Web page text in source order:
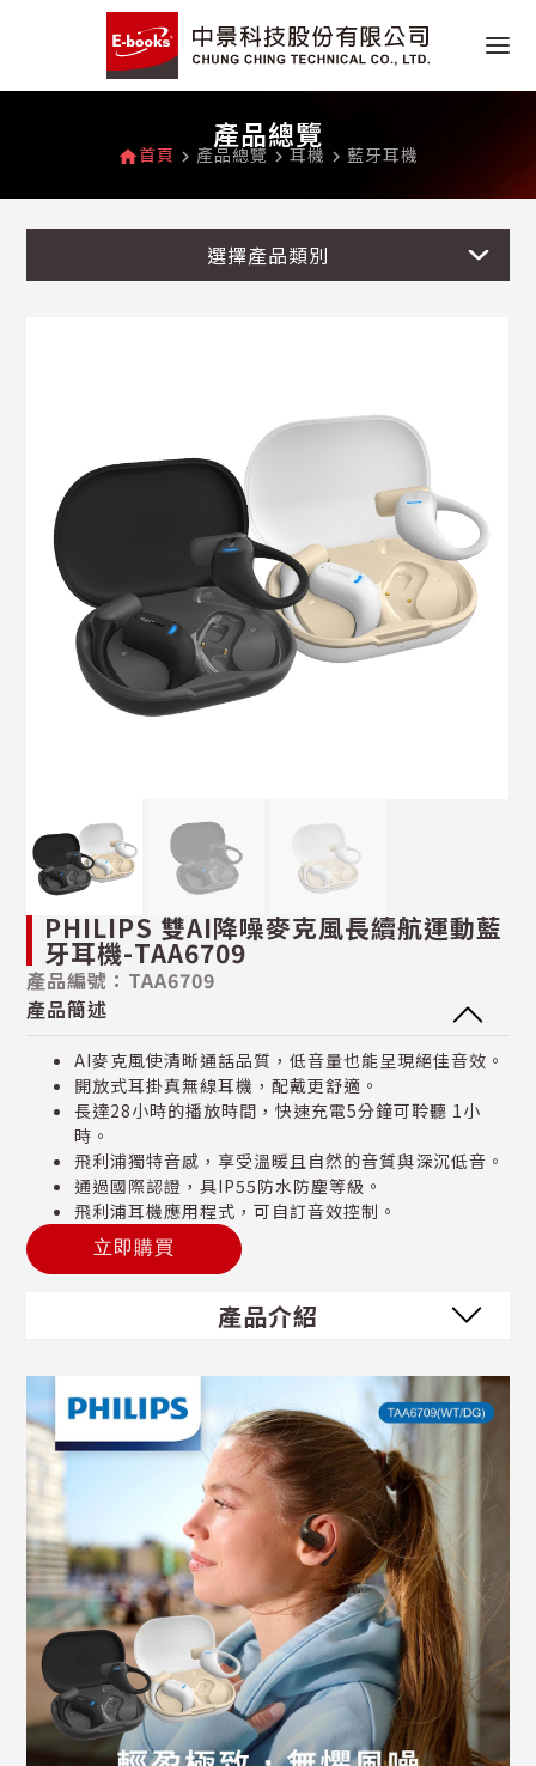
產品總覽
home首頁 navigate_next 產品總覽 navigate_next 耳機 navigate_next 藍牙耳機
選擇產品類別
PHILIPS 雙AI降噪麥克風長續航運動藍
牙耳機-TAA6709
產品編號：TAA6709
產品簡述
AI麥克風使清晰通話品質，低音量也能呈現絕佳音效。
開放式耳掛真無線耳機，配戴更舒適。
長達28小時的播放時間，快速充電5分鐘可聆聽 1小
時。
飛利浦獨特音感，享受溫暖且自然的音質與深沉低音。
通過國際認證，具IP55防水防塵等級。
飛利浦耳機應用程式，可自訂音效控制。
立即購買
產品介紹